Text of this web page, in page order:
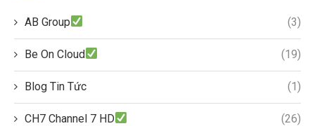
AB Group (3)
Be On Cloud (19)
Blog Tin Tức (1)
CH7 Channel 7 HD (26)